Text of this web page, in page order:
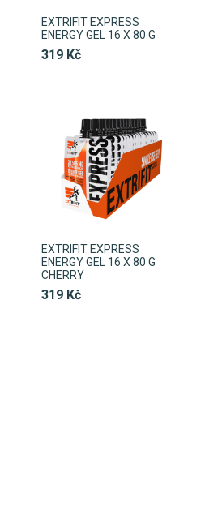
EXTRIFIT EXPRESS
ENERGY GEL 16 X 80 G
319 Kč
EXTRIFIT EXPRESS
ENERGY GEL 16 X 80 G
CHERRY
319 Kč